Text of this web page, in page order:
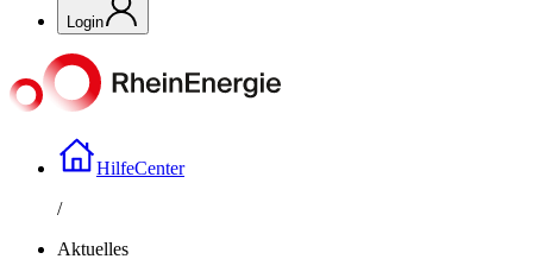
Login
HilfeCenter
/
Aktuelles